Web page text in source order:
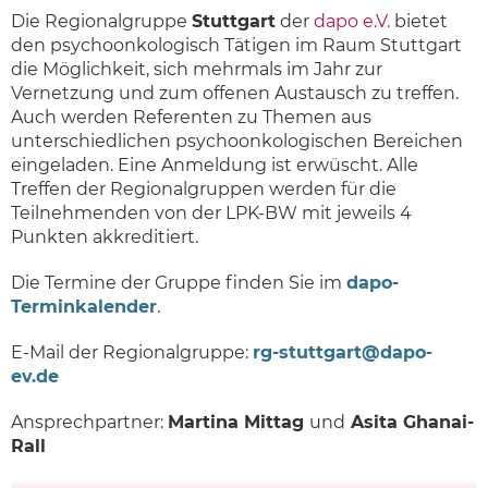
Die Regionalgruppe Stuttgart der dapo e.V. bietet
den psychoonkologisch Tätigen im Raum Stuttgart
die Möglichkeit, sich mehrmals im Jahr zur
Vernetzung und zum offenen Austausch zu treffen.
Auch werden Referenten zu Themen aus
unterschiedlichen psychoonkologischen Bereichen
eingeladen. Eine Anmeldung ist erwüscht. Alle
Treffen der Regionalgruppen werden für die
Teilnehmenden von der LPK-BW mit jeweils 4
Punkten akkreditiert.
Die Termine der Gruppe finden Sie im dapo-
Terminkalender.
E-Mail der Regionalgruppe: rg-stuttgart@dapo-
ev.de
Ansprechpartner: Martina Mittag und Asita Ghanai-
Rall